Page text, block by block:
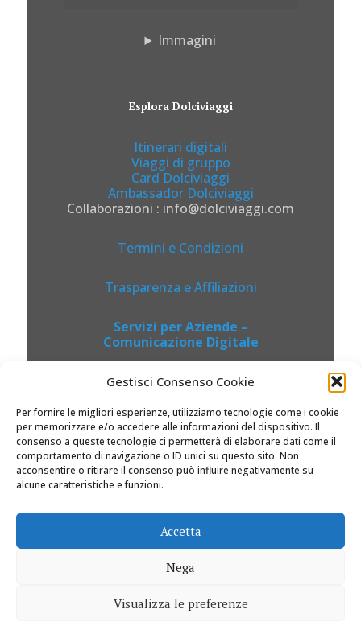
Gestisci Consenso Cookie
Per fornire le migliori esperienze, utilizziamo tecnologie come i cookie
per memorizzare e/o accedere alle informazioni del dispositivo. Il
consenso a queste tecnologie ci permetterà di elaborare dati come il
comportamento di navigazione o ID unici su questo sito. Non
acconsentire o ritirare il consenso può influire negativamente su
alcune caratteristiche e funzioni.
Accetta
Nega
Visualizza le preferenze
Immagini
Esplora Dolciviaggi
Itinerari digitali
Viaggi di gruppo
Card Dolciviaggi
Ambassador Dolciviaggi
Collaborazioni : info@dolciviaggi.com
Termini e Condizioni
Trasparenza e Affiliazioni
Servizi per Aziende –
Comunicazione Digitale